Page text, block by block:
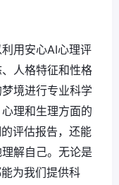
用安心AI心理评
人格特征和性格
境进行专业科学
理和生理方面的
评估报告，还能
解自己。无论是
为我们提供科